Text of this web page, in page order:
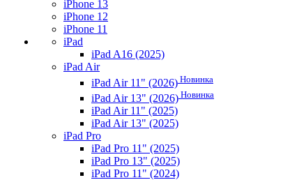
iPhone 13
iPhone 12
iPhone 11
iPad
iPad A16 (2025)
iPad Air
iPad Air 11" (2026) Новинка
iPad Air 13" (2026) Новинка
iPad Air 11" (2025)
iPad Air 13" (2025)
iPad Pro
iPad Pro 11" (2025)
iPad Pro 13" (2025)
iPad Pro 11" (2024)